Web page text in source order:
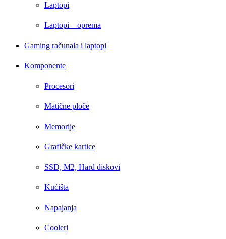
Laptopi
Laptopi – oprema
Gaming računala i laptopi
Komponente
Procesori
Matične ploče
Memorije
Grafičke kartice
SSD, M2, Hard diskovi
Kućišta
Napajanja
Cooleri